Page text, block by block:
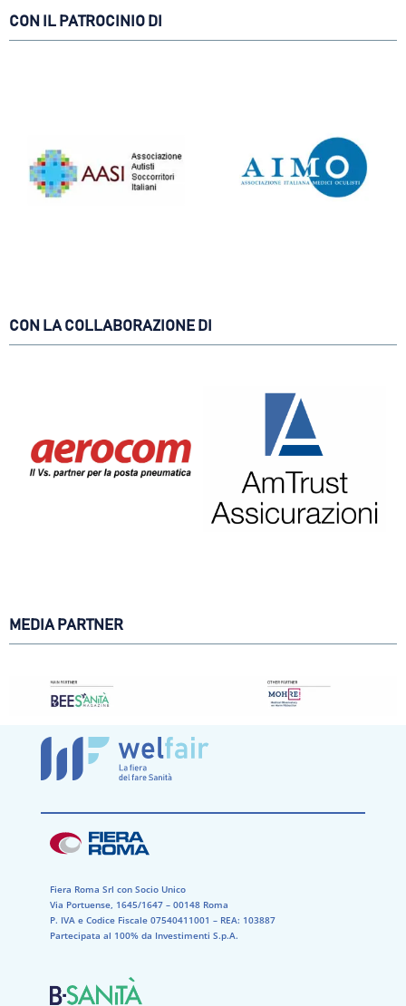
CON IL PATROCINIO DI
CON LA COLLABORAZIONE DI
MEDIA PARTNER
Fiera Roma Srl con Socio Unico
Via Portuense, 1645/1647 – 00148 Roma
P. IVA e Codice Fiscale 07540411001​ – REA: 103887​
Partecipata al 100% da Investimenti S.p.A.